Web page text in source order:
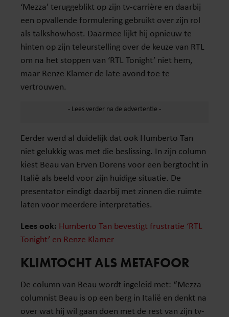
‘Mezza’ teruggeblikt op zijn tv-carrière en daarbij
een opvallende formulering gebruikt over zijn rol
als talkshowhost. Daarmee lijkt hij opnieuw te
hinten op zijn teleurstelling over de keuze van RTL
om na het stoppen van ‘RTL Tonight’ niet hem,
maar Renze Klamer de late avond toe te
vertrouwen.
Eerder werd al duidelijk dat ook Humberto Tan
niet gelukkig was met die beslissing. In zijn column
kiest Beau van Erven Dorens voor een bergtocht in
Italië als beeld voor zijn huidige situatie. De
presentator eindigt daarbij met zinnen die ruimte
laten voor meerdere interpretaties.
Lees ook: Humberto Tan bevestigt frustratie ‘RTL
Tonight’ en Renze Klamer
KLIMTOCHT ALS METAFOOR
De column van Beau wordt ingeleid met: “Mezza-
columnist Beau is op een berg in Italië en denkt na
over wat hij wil gaan doen met de rest van zijn tv-